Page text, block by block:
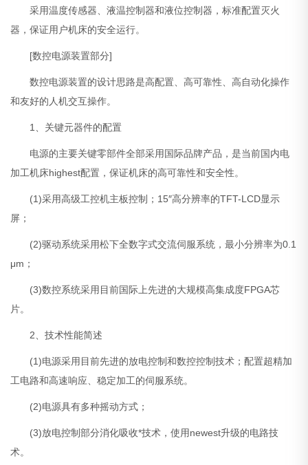
采用温度传感器、液温控制器和液位控制器，标准配置灭火
器，保证用户机床的安全运行。
[数控电源装置部分]
数控电源装置的设计思路是高配置、高可靠性、高自动化操作
和友好的人机交互操作。
1、关键元器件的配置
电源的主要关键零部件全部采用国际品牌产品，是当前国内电
加工机床highest配置，保证机床的高可靠性和安全性。
(1)采用高级工控机主板控制；15″高分辨率的TFT-LCD显示
屏；
(2)驱动系统采用松下全数字式交流伺服系统，最小分辨率为0.1
μm；
(3)数控系统采用目前国际上先进的大规模高集成度FPGA芯
片。
2、技术性能简述
(1)电源采用目前先进的放电控制和数控控制技术；配置超精加
工电路和高速响应、稳定加工的伺服系统。
(2)电源具有多种摇动方式；
(3)放电控制部分消化吸收*技术，使用newest升级的电路技
术。